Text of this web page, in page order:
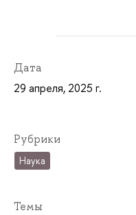
Дата
29 апреля, 2025 г.
Рубрики
Наука
Темы